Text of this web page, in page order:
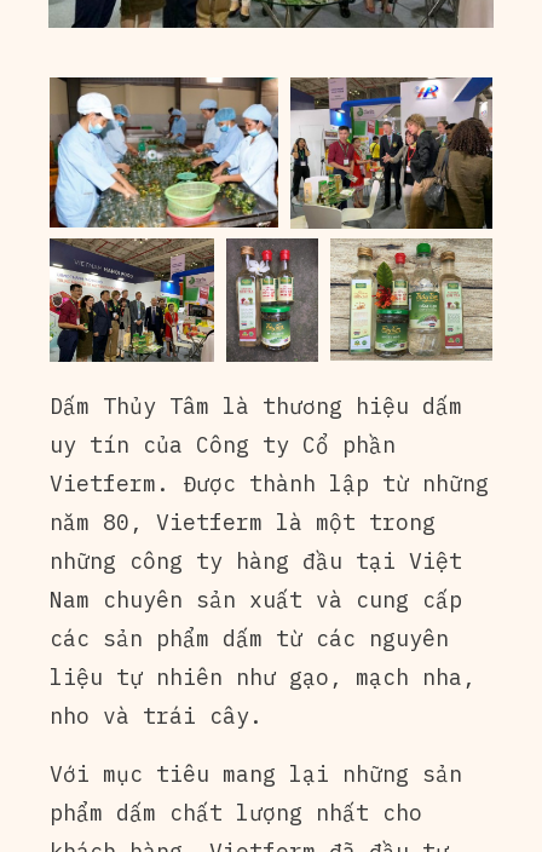
Dấm Thủy Tâm là thương hiệu dấm
uy tín của Công ty Cổ phần
Vietferm. Được thành lập từ những
năm 80, Vietferm là một trong
những công ty hàng đầu tại Việt
Nam chuyên sản xuất và cung cấp
các sản phẩm dấm từ các nguyên
liệu tự nhiên như gạo, mạch nha,
nho và trái cây.
Với mục tiêu mang lại những sản
phẩm dấm chất lượng nhất cho